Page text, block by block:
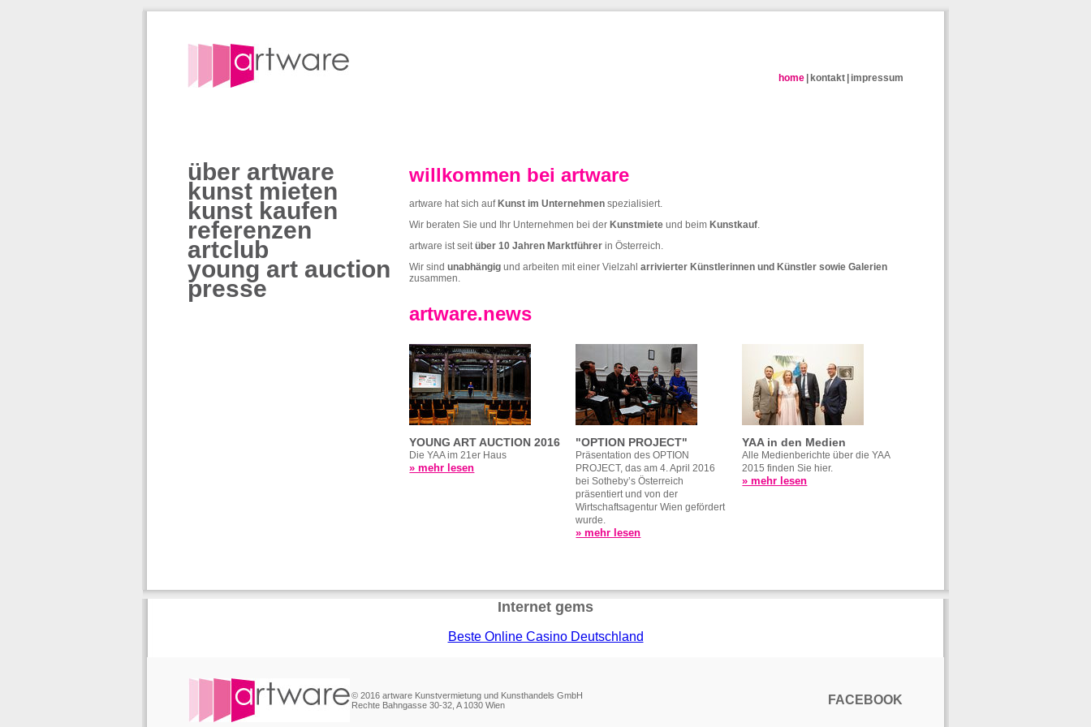
home kontakt impressum
über artware
kunst mieten
kunst kaufen
referenzen
artclub
young art auction
presse
willkommen bei artware
artware hat sich auf Kunst im Unternehmen spezialisiert.
Wir beraten Sie und Ihr Unternehmen bei der Kunstmiete und beim Kunstkauf.
artware ist seitüber 10 Jahren Marktführer in Österreich.
Wir sindunabhängig und arbeiten mit einer Vielzahlarrivierter Künstlerinnen und Künstler sowie Galerien
zusammen.
artware.news
YOUNG ART AUCTION 2016
Die YAA im 21er Haus
» mehr lesen
"OPTION PROJECT"
Präsentation des OPTION
PROJECT, das am 4. April 2016
bei Sotheby’s Österreich
präsentiert und von der
Wirtschaftsagentur Wien gefördert
wurde.
» mehr lesen
YAA in den Medien
Alle Medienberichte über die YAA
2015 finden Sie hier.
» mehr lesen
Internet gems
Beste Online Casino Deutschland
© 2016 artware Kunstvermietung und Kunsthandels GmbH
Rechte Bahngasse 30-32, A 1030 Wien
FACEBOOK